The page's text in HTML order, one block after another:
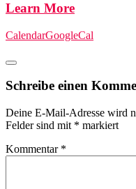
Learn More
CalendarGoogleCal
Schreibe einen
Deine E-Mail-Adresse wird
Felder sind mit * markiert
Kommentar *